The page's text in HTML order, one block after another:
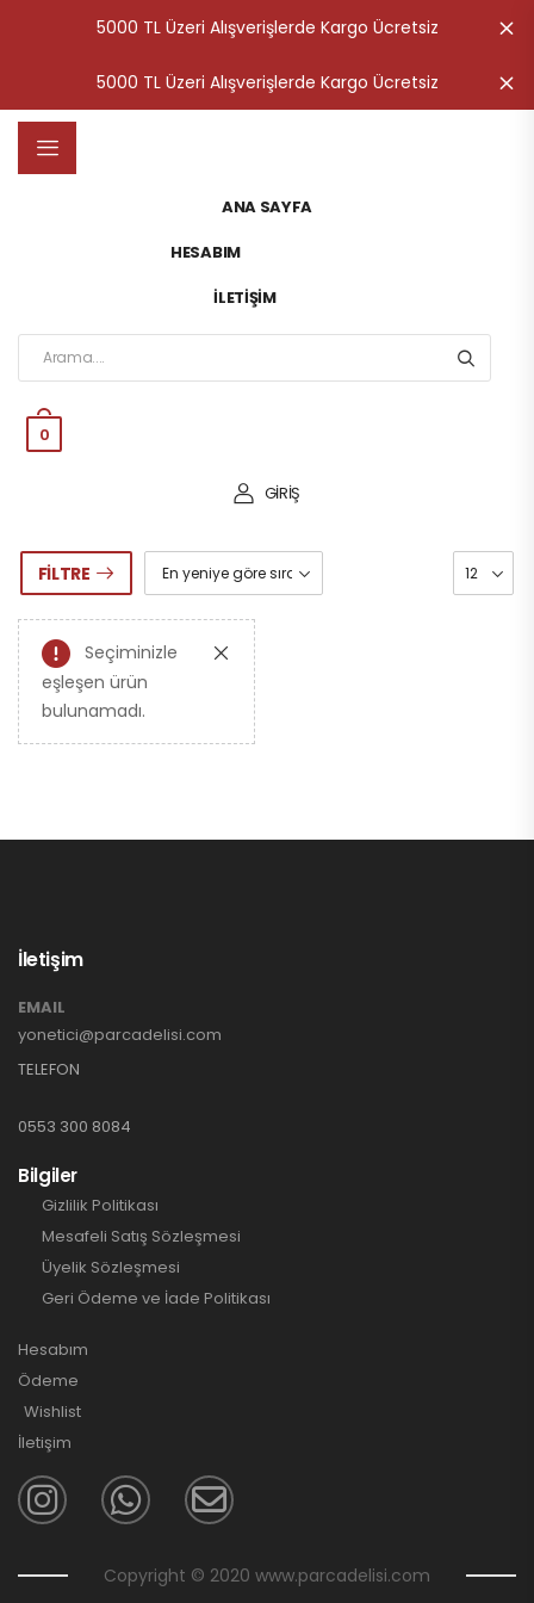
5000 TL Üzeri Alışverişlerde Kargo Ücretsiz
5000 TL Üzeri Alışverişlerde Kargo Ücretsiz
ANA SAYFA
HESABIM
İLETIŞIM
0
GİRİŞ
FILTRE
Seçiminizle
eşleşen ürün
bulunamadı.
İletişim
EMAIL
yonetici@parcadelisi.com
TELEFON
0553 300 8084
Bilgiler
Gizlilik Politikası
Mesafeli Satış Sözleşmesi
Üyelik Sözleşmesi
Geri Ödeme ve İade Politikası
Hesabım
Ödeme
Wishlist
İletişim
Copyright © 2020 www.parcadelisi.com